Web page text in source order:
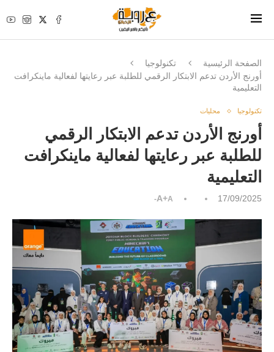
الصفحة الرئيسية
تكنولوجيا
أورنج الأردن تدعم الابتكار الرقمي للطلبة عبر رعايتها لفعالية ماينكرافت
التعليمية
تكنولوجيا محليات
أورنج الأردن تدعم الابتكار الرقمي
للطلبة عبر رعايتها لفعالية ماينكرافت
التعليمية
17/09/2025
A+A-